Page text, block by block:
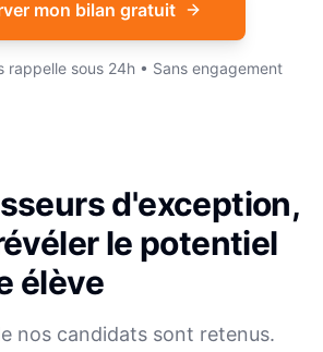
mon bilan gratuit
rappelle sous 24h • Sans engagement
d'exception,
le potentiel
élève
nos candidats sont retenus.